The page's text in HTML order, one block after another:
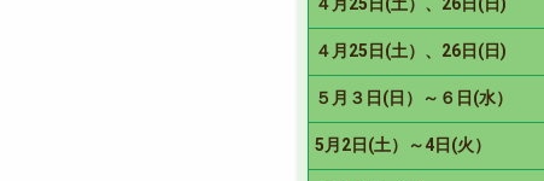
４月25日(土）、26日(日)
５月３日(日）～６日(水）
5月2日(土）～4日(火）